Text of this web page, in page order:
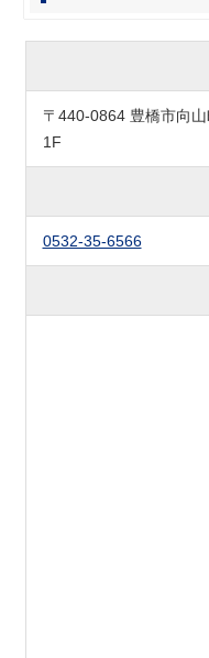
こうした思いをお持ち
〒440-0864 豊橋市向
1F
0532-35-6566